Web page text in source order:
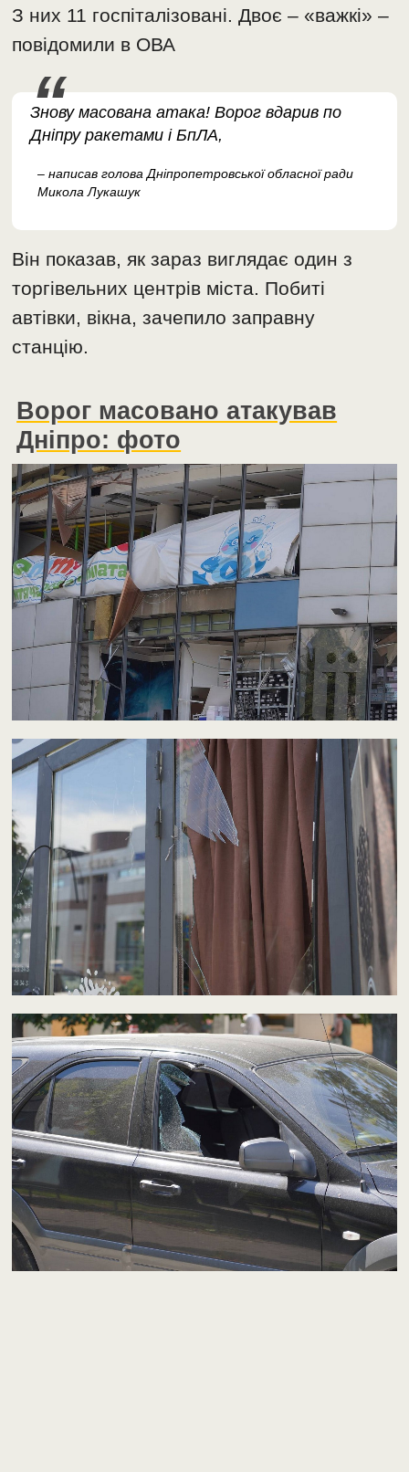
З них 11 госпіталізовані. Двоє – «важкі» –
повідомили в ОВА
Знову масована атака! Ворог вдарив по
Дніпру ракетами і БпЛА,
– написав голова Дніпропетровської обласної ради
Микола Лукашук
Він показав, як зараз виглядає один з
торгівельних центрів міста. Побиті
автівки, вікна, зачепило заправну
станцію.
Ворог масовано атакував
Дніпро: фото